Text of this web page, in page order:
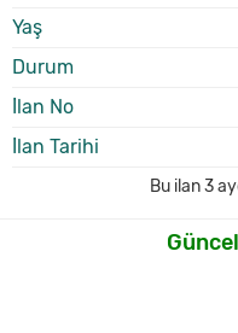
Yaş
Durum
İlan No
İlan Tarihi
Bu ilan3